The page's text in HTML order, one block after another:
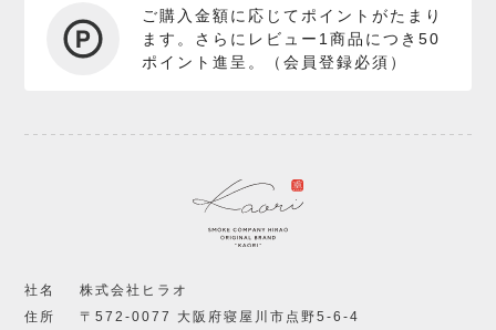
ご購入金額に応じてポイントがたまり
ます。さらにレビュー1商品につき50
ポイント進呈。（会員登録必須）
社名
株式会社ヒラオ
住所
〒572-0077 大阪府寝屋川市点野5-6-4